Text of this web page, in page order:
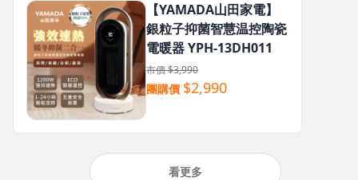
【YAMADA山田家電】
銀粒子抑菌智慧温控陶瓷
電暖器 YPH-13DH011
市價 $3,990
團購價 $2,990
看更多